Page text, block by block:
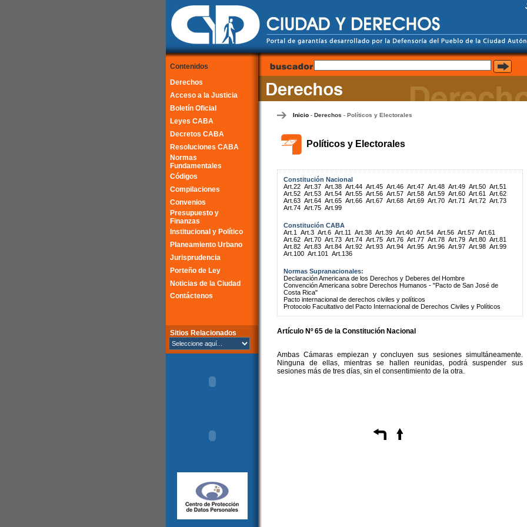
Contenidos
Derechos
Acceso a la Justicia
Boletín Oficial
Leyes CABA
Decretos CABA
Resoluciones CABA
Normas
Fundamentales
Códigos
Compilaciones
Convenios
Presupuesto y
Finanzas
Institucional y Político
Planeamiento Urbano
Jurisprudencia
Porteño de Ley
Noticias de la Ciudad
Contáctenos
Sitios Relacionados
Inicio- Derechos - Políticos y Electorales
Políticos y Electorales
Constitución Nacional
Art.22 Art.37 Art.38 Art.44 Art.45 Art.46 Art.47 Art.48 Art.49 Art.50 Art.51
Art.52 Art.53 Art.54 Art.55 Art.56 Art.57 Art.58 Art.59 Art.60 Art.61
Art.62
Art.63 Art.64 Art.65 Art.66 Art.67 Art.68 Art.69 Art.70 Art.71 Art.72 Art.73
Art.74 Art.75 Art.99
Constitución CABA
Art.1
Art.3 Art.6 Art.11 Art.38 Art.39 Art.40 Art.54 Art.56 Art.57 Art.61
Art.62 Art.70 Art.73 Art.74 Art.75 Art.76 Art.77 Art.78 Art.79 Art.80 Art.81
Art.82 Art.83 Art.84 Art.92 Art.93 Art.94 Art.95 Art.96 Art.97 Art.98 Art.99
Art.100 Art.101 Art.136
Normas Supranacionales:
Declaración Americana de los Derechos y Deberes del Hombre
Convención Americana sobre Derechos Humanos - "Pacto de San José de
Costa Rica"
Pacto internacional de derechos civiles y políticos
Protocolo Facultativo del Pacto Internacional de Derechos Civiles y Políticos
Artículo Nº 65 de la Constitución Nacional
Ambas Cámaras empiezan y concluyen sus sesiones simultáneamente.
Ninguna de ellas, mientras se hallen reunidas, podrá suspender sus
sesiones más de tres días, sin el consentimiento de la otra.